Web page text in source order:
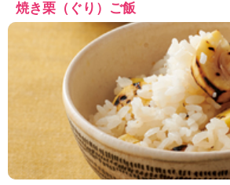
焼き栗（ぐり）ご飯